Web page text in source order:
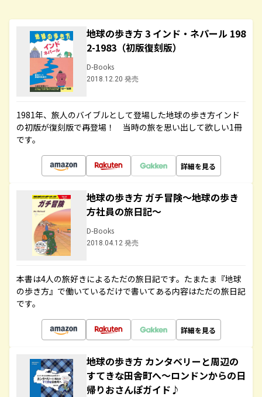
地球の歩き方 3 インド・ネパール 198
2-1983（初版復刻版）
D-Books
2018.12.20 発売
1981年、旅人のバイブルとして登場した地球の歩き方インド
の初版が復刻版で再登場！ 当時の旅を思い出して欲しい1冊
です。
詳細を見る
地球の歩き方 ガチ冒険～地球の歩き
方社員の旅日記～
D-Books
2018.04.12 発売
本書は4人の旅好きによるただの旅日記です。たまたま『地球
の歩き方』で働いているだけで書いてある内容はただの旅日記
です。
詳細を見る
地球の歩き方 カンタベリーと周辺の
すてきな田舎町へ～ロンドンからの日
帰りおさんぽガイド♪